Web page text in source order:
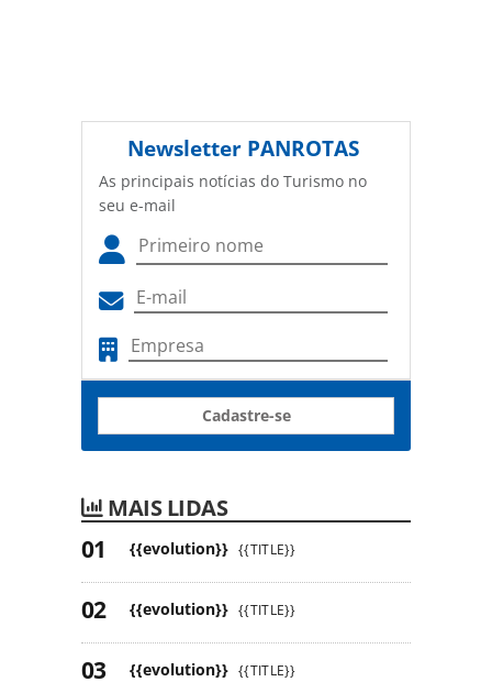
Newsletter PANROTAS
As principais notícias do Turismo no
seu e-mail
Cadastre-se
MAIS LIDAS
{{evolution}} {{TITLE}}
{{evolution}} {{TITLE}}
{{evolution}} {{TITLE}}